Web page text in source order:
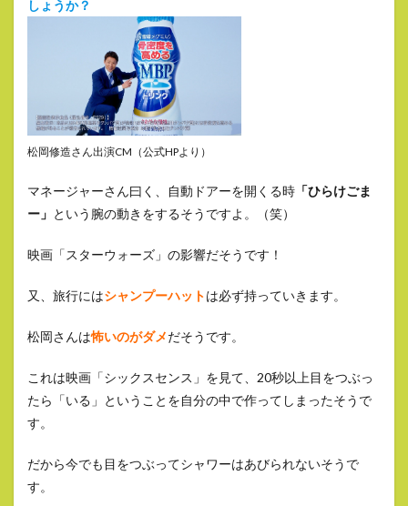
しょうか？
松岡修造さん出演CM（公式HPより）
マネージャーさん曰く、自動ドアーを開くる時 「ひらけごま
ー」 という腕の動きをするそうですよ。（笑）
映画「スターウォーズ」の影響だそうです！
又、旅行にはシャンプーハットは必ず持っていきます。
松岡さんは怖いのがダメだそうです。
これは映画「シックスセンス」を見て、20秒以上目をつぶっ
たら「いる」ということを自分の中で作ってしまったそうで
す。
だから今でも目をつぶってシャワーはあびられないそうで
す。